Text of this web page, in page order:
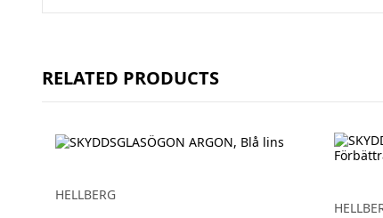
RELATED PRODUCTS
HELLBERG